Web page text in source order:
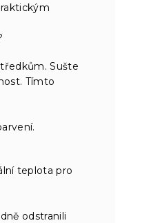
Sušte
Tímto
teplota pro
odstranili